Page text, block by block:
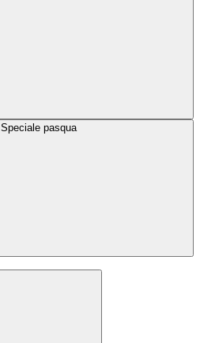
Speciale pasqua